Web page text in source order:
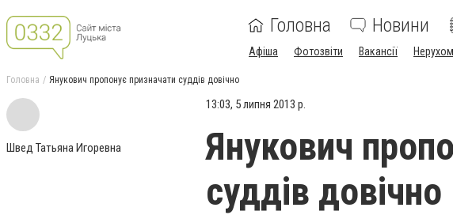
Головна Новини
Афіша Фотозвіти Вакансії
Головна Янукович пропонує призначати суддів довічно
Швед Татьяна Игоревна
13:03, 5 липня 2013 р.
Янукович
суддів довічно